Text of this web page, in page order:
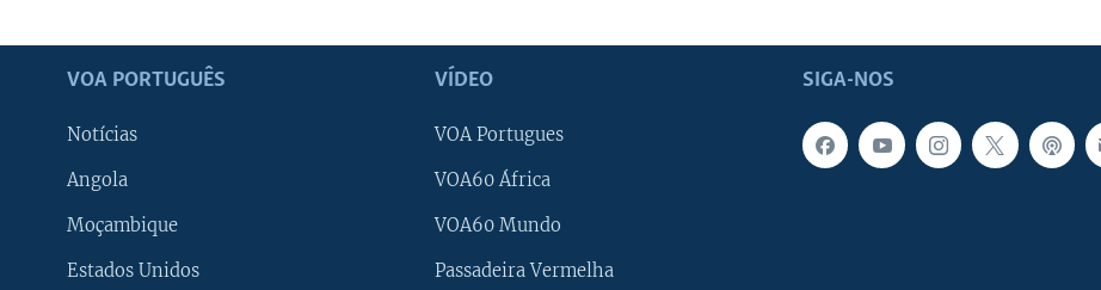
SIGA-NOS
VOA PORTUGUÊS
Notícias
Angola
Moçambique
Estados Unidos
VÍDEO
VOA Portugues
VOA60 África
VOA60 Mundo
Passadeira Vermelha